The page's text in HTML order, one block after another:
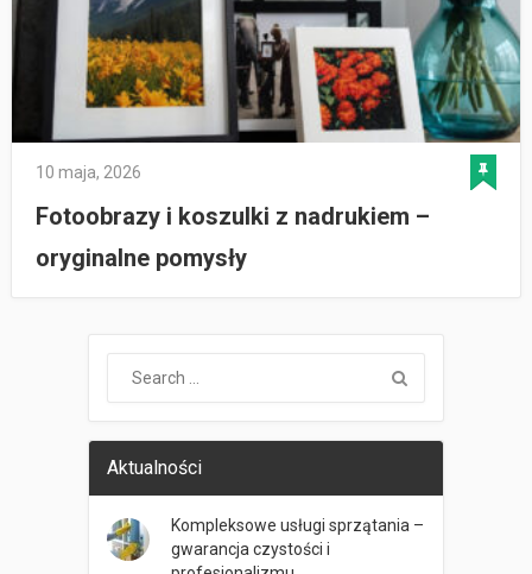
10 maja, 2026
Fotoobrazy i koszulki z nadrukiem –
oryginalne pomysły
Aktualności
Kompleksowe usługi sprzątania –
gwarancja czystości i